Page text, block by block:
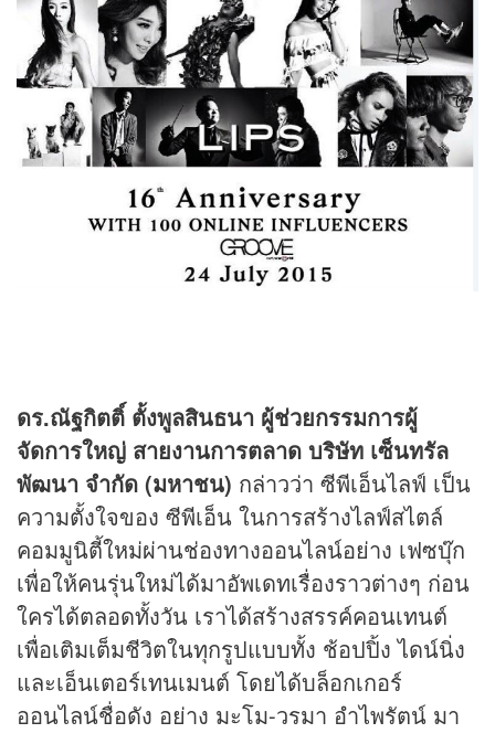
ดร.ณัฐกิตติ์ ตั้งพูลสินธนา ผู้ช่วยกรรมการผู้
จัดการใหญ่ สายงานการตลาด บริษัท เซ็นทรัล
พัฒนา จำกัด (มหาชน) กล่าวว่า ซีพีเอ็นไลฟ์ เป็น
ความตั้งใจของ ซีพีเอ็น ในการสร้างไลฟ์สไตล์
คอมมูนิตี้ใหม่ผ่านช่องทางออนไลน์อย่าง เฟซบุ๊ก
เพื่อให้คนรุ่นใหม่ได้มาอัพเดทเรื่องราวต่างๆ ก่อน
ใครได้ตลอดทั้งวัน เราได้สร้างสรรค์คอนเทนต์
เพื่อเติมเต็มชีวิตในทุกรูปแบบทั้ง ช้อปปิ้ง ไดน์นิ่ง
และเอ็นเตอร์เทนเมนต์ โดยได้บล็อกเกอร์
ออนไลน์ชื่อดัง อย่าง มะโม-วรมา อำไพรัตน์ มา